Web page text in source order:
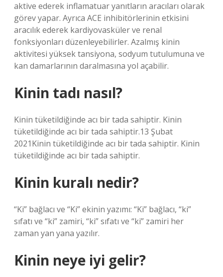
aktive ederek inflamatuar yanıtların aracıları olarak
görev yapar. Ayrıca ACE inhibitörlerinin etkisini
aracılık ederek kardiyovasküler ve renal
fonksiyonları düzenleyebilirler. Azalmış kinin
aktivitesi yüksek tansiyona, sodyum tutulumuna ve
kan damarlarının daralmasına yol açabilir.
Kinin tadı nasıl?
Kinin tüketildiğinde acı bir tada sahiptir. Kinin
tüketildiğinde acı bir tada sahiptir.13 Şubat
2021Kinin tüketildiğinde acı bir tada sahiptir. Kinin
tüketildiğinde acı bir tada sahiptir.
Kinin kuralı nedir?
“Ki” bağlacı ve “Ki” ekinin yazımı: “Ki” bağlacı, “ki”
sıfatı ve “ki” zamiri, “ki” sıfatı ve “ki” zamiri her
zaman yan yana yazılır.
Kinin neye iyi gelir?